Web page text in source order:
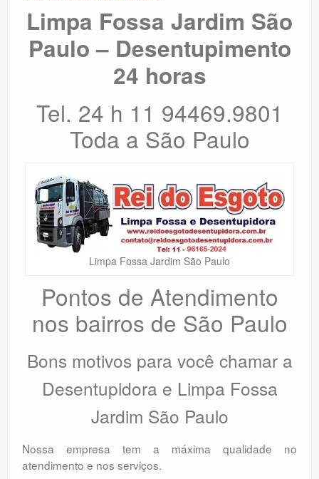
Limpa Fossa Jardim São
Paulo – Desentupimento
24 horas
Tel. 24 h 11 94469.9801
Toda a São Paulo
Limpa Fossa Jardim São Paulo
Pontos de Atendimento
nos bairros de São Paulo
Bons motivos para você chamar a
Desentupidora e Limpa Fossa
Jardim São Paulo
Nossa empresa tem a máxima qualidade no
atendimento e nos serviços.